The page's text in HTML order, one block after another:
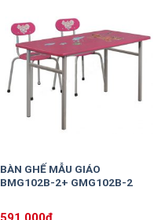
BÀN GHẾ MẪU GIÁO
BMG102B-2+ GMG102B-2